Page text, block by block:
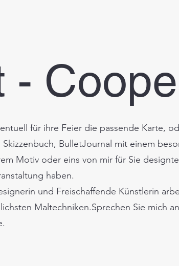
-
für ihre Feier die passende Karte,
BulletJournal mit einem
Motiv oder eins von mir für Sie
haben.
und Freischaffende Künstlerin
Maltechniken.Sprechen Sie mich